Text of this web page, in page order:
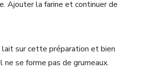
Ajouter la farine et continuer de
sur cette préparation et bien
ne se forme pas de grumeaux.